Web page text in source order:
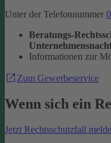
Unter der Telefonnummer
Beratungs-
Informationen zur
Zum Gewerbeservice
Wenn sich ein
Jetzt Rechtsschutzfall